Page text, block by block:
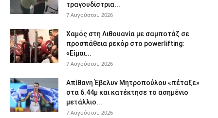
τραγουδίστρια...
7 Αυγούστου 2026
Χαμός στη Λιθουανία με σαμποτάζ σε
προσπάθεια ρεκόρ στο powerlifting:
«Είμαι...
7 Αυγούστου 2026
Απίθανη Έβελυν Μητροπούλου «πέταξε»
στα 6.44μ και κατέκτησε το ασημένιο
μετάλλιο...
7 Αυγούστου 2026